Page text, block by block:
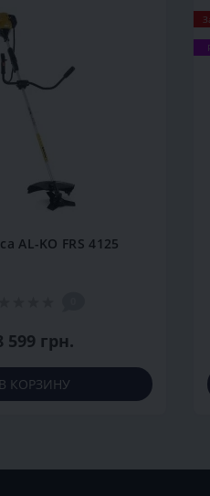
AL-KO FRS 4125
599 грн.
В КОРЗИНУ